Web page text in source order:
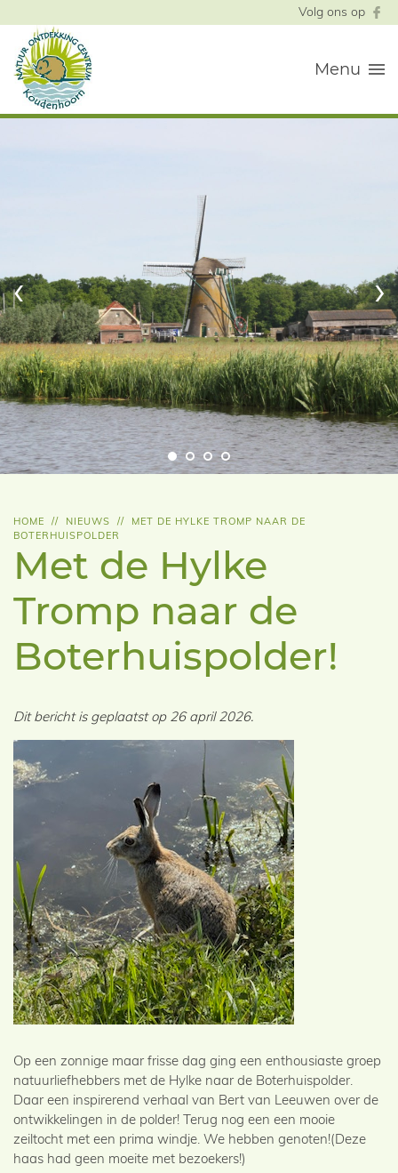
Volg ons op
Menu
‹ ›
HOME // NIEUWS // MET DE HYLKE TROMP NAAR DE
BOTERHUISPOLDER
Met de Hylke
Tromp naar de
Boterhuispolder!
Dit bericht is geplaatst op 26 april 2026.
Op een zonnige maar frisse dag ging een enthousiaste groep
natuurliefhebbers met de Hylke naar de Boterhuispolder.
Daar een inspirerend verhaal van Bert van Leeuwen over de
ontwikkelingen in de polder! Terug nog een een mooie
zeiltocht met een prima windje. We hebben genoten!(Deze
haas had geen moeite met bezoekers!)